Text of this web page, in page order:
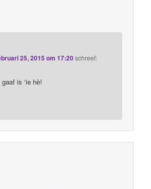
25, 2015 om 17:20schreef:
is ‘ie hè!